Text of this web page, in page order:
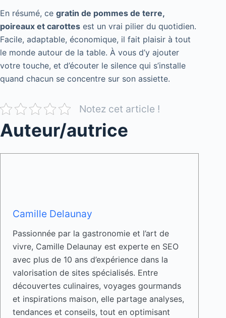
En résumé, ce gratin de pommes de terre,
poireaux et carottes est un vrai pilier du quotidien.
Facile, adaptable, économique, il fait plaisir à tout
le monde autour de la table. À vous d’y ajouter
votre touche, et d’écouter le silence qui s’installe
quand chacun se concentre sur son assiette.
Notez cet article !
Auteur/autrice
Camille Delaunay
Passionnée par la gastronomie et l’art de
vivre, Camille Delaunay est experte en SEO
avec plus de 10 ans d’expérience dans la
valorisation de sites spécialisés. Entre
découvertes culinaires, voyages gourmands
et inspirations maison, elle partage analyses,
tendances et conseils, tout en optimisant